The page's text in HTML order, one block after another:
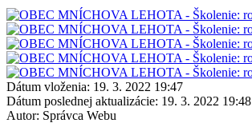
Dátum vloženia: 19. 3. 2022 19:47
Dátum poslednej aktualizácie: 19. 3. 2022 19:48
Autor: Správca Webu